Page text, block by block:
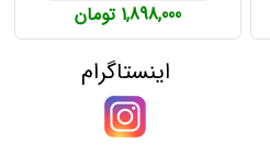
1,898,000 تومان
اینستاگرام